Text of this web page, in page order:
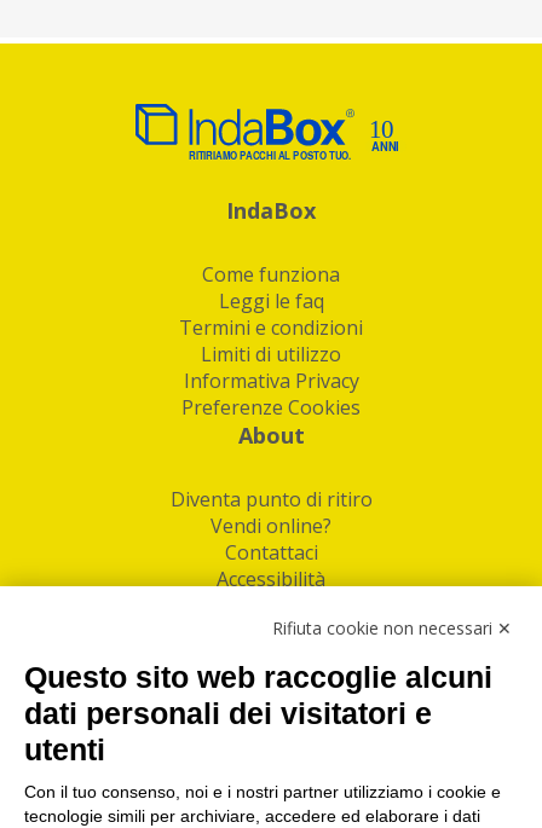
IndaBox
Come funziona
Leggi le faq
Termini e condizioni
Limiti di utilizzo
Informativa Privacy
Preferenze Cookies
About
Diventa punto di ritiro
Vendi online?
Contattaci
Accessibilità
Facebook
Linkedin
I nostri punti di ritiro e spedizione pacchi nelle
maggiori città italiane
Rifiuta cookie non necessari ✕
Questo sito web raccoglie alcuni
dati personali dei visitatori e
utenti
Con il tuo consenso, noi e i nostri partner utilizziamo i cookie e
tecnologie simili per archiviare, accedere ed elaborare i dati